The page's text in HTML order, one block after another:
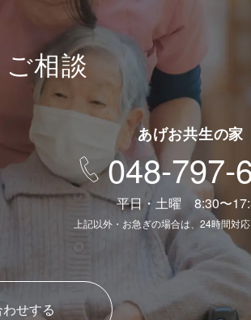
相談
あげお共生の家
048-797-
平日・土曜 8:30〜
上記以外・お急ぎの場合は、24時間対
せする